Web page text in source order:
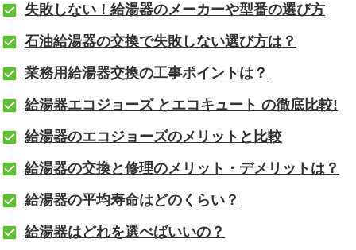
失敗しない！給湯器のメーカーや型番の選び方
石油給湯器の交換で失敗しない選び方は？
業務用給湯器交換の工事ポイントは？
給湯器エコジョーズ とエコキュート の徹底比較!
給湯器のエコジョーズのメリットと比較
給湯器の交換と修理のメリット・デメリットは？
給湯器の平均寿命はどのくらい？
給湯器はどれを選べばいいの？